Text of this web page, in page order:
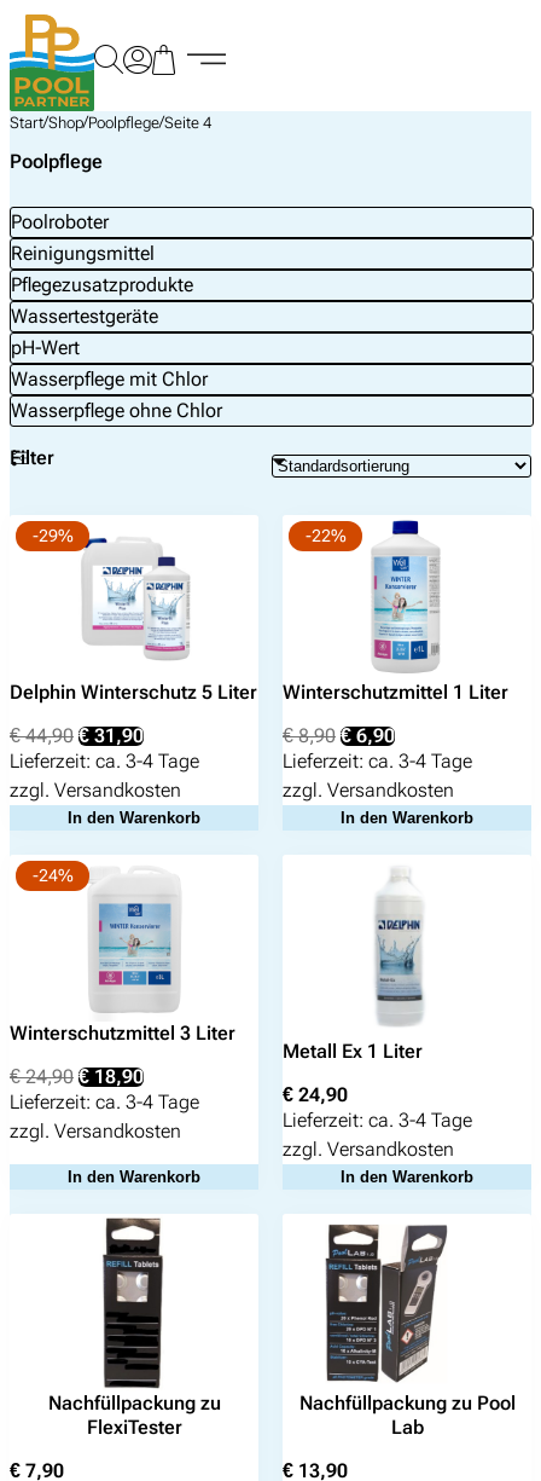
Zum
Inhalt
springen
Start/Shop/Poolpflege/Seite 4
Poolpflege
Poolroboter
Reinigungsmittel
Pflegezusatzprodukte
Wassertestgeräte
pH-Wert
Wasserpflege mit Chlor
Wasserpflege ohne Chlor
Filter
-29%
Delphin Winterschutz 5 Liter
€44,90 Ursprünglicher
Preis
war:
€ 44,90
€ 31,90Aktueller
Preis
ist:
€ 31,90.
Lieferzeit: ca. 3-4 Tage
zzgl. Versandkosten
In den Warenkorb
-22%
Winterschutzmittel 1 Liter
€8,90 Ursprünglicher
Preis
war:
€ 8,90
€ 6,90Aktueller
Preis
ist:
€ 6,90.
Lieferzeit: ca. 3-4 Tage
zzgl. Versandkosten
In den Warenkorb
-24%
Winterschutzmittel 3 Liter
€24,90 Ursprünglicher
Preis
€ 24,90
€ 18,90Aktueller
Preis
ist:
€ 18,90.
Lieferzeit: ca. 3-4 Tage
zzgl. Versandkosten
In den Warenkorb
Metall Ex 1 Liter
€ 24,90
Lieferzeit: ca. 3-4 Tage
zzgl. Versandkosten
In den Warenkorb
Nachfüllpackung zu
FlexiTester
€ 7,90
Nachfüllpackung zu Pool
Lab
€ 13,90